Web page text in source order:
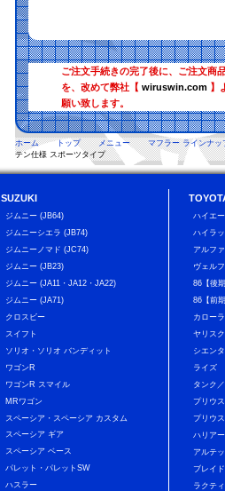
ご注文手続きの完了後に、ご注文商
を、改めて弊社【wiruswin.com 】
願い致します。
ホーム トップ メニュー
マフラー ラインナッ
テン仕様 スポーツタイプ
SUZUKI
ジムニー (JB64)
ジムニーシエラ (JB74)
ジムニーノマド (JC74)
ジムニー (JB23)
ジムニー (JA11・JA12・JA22)
ジムニー (JA71)
クロスビー
スイフト
ソリオ・ソリオ バンディット
ワゴンR
ワゴンR スマイル
MRワゴン
スペーシア・スペーシア カスタム
スペーシア ギア
スペーシア ベース
パレット・パレットSW
ハスラー
ハイエ
ハイラ
アルフ
ヴェル
86【後
86【前
カロー
ヤリス
シエンタ
ライズ
タンク
プリウス
プリウ
ハリアー
アルテ
ブレイド
ラクテ